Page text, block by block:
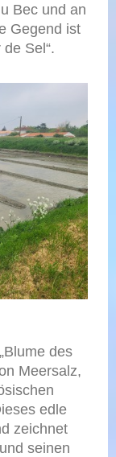
Bec und an
Gegend ist
Sel“.
des
Meersalz,
edle
zeichnet
seinen